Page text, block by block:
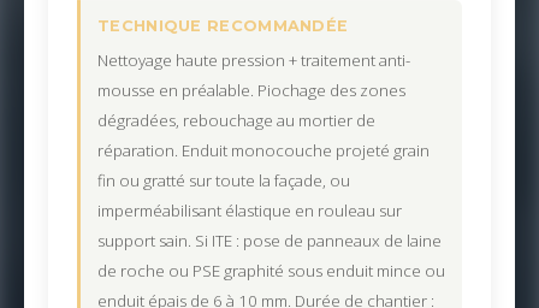
TECHNIQUE RECOMMANDÉE
Nettoyage haute pression + traitement anti-
mousse en préalable. Piochage des zones
dégradées, rebouchage au mortier de
réparation. Enduit monocouche projeté grain
fin ou gratté sur toute la façade, ou
imperméabilisant élastique en rouleau sur
support sain. Si ITE : pose de panneaux de laine
de roche ou PSE graphité sous enduit mince ou
enduit épais de 6 à 10 mm. Durée de chantier :